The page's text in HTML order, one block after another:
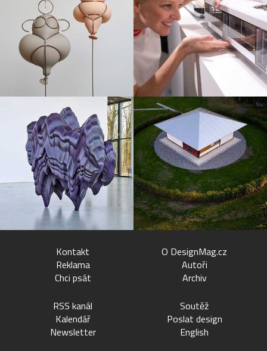
Kontakt
Reklama
Chci psát
O DesignMag.cz
Autoři
Archiv
RSS kanál
Kalendář
Newsletter
Soutěž
Poslat design
English